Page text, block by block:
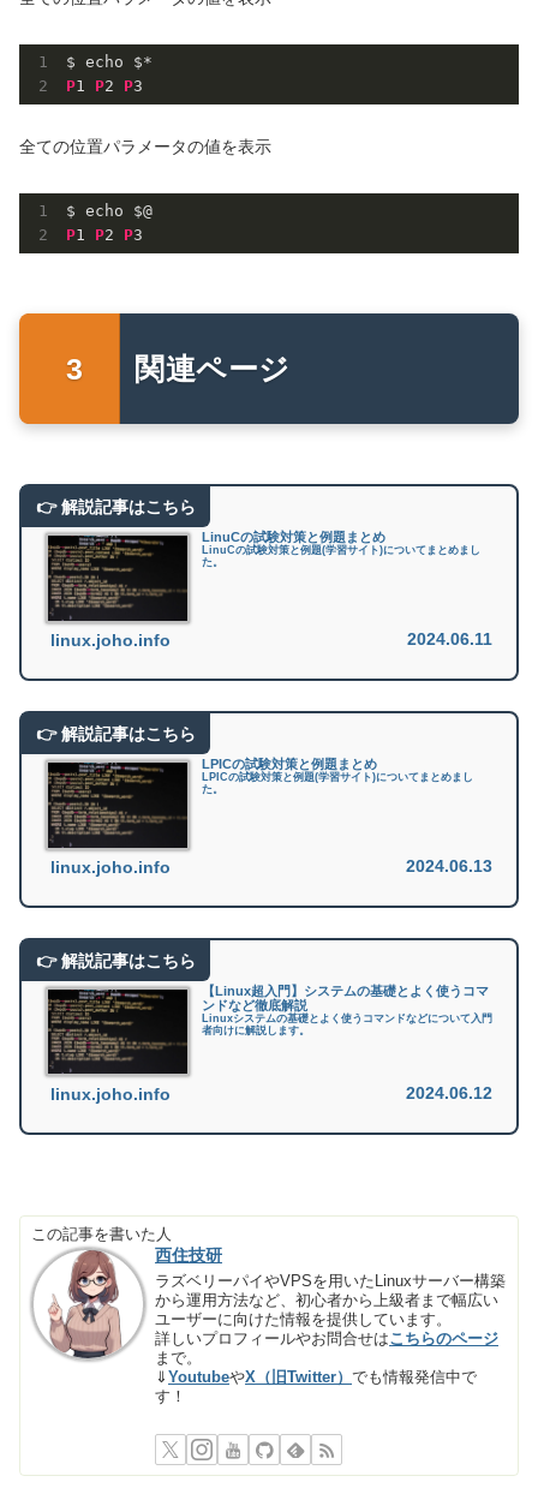
P1 P2 P3
全ての位置パラメータの値を表示
P1 P2 P3
関連ページ
LinuCの試験対策と例題まとめ
LinuCの試験対策と例題(学習サイト)についてまとめまし
た。
linux.joho.info 2024.06.11
LPICの試験対策と例題まとめ
LPICの試験対策と例題(学習サイト)についてまとめまし
た。
linux.joho.info 2024.06.13
【Linux超入門】システムの基礎とよく使うコマ
ンドなど徹底解説
Linuxシステムの基礎とよく使うコマンドなどについて入門
者向けに解説します。
linux.joho.info 2024.06.12
この記事を書いた人
西住技研
ラズベリーパイやVPSを用いたLinuxサーバー構築
から運用方法など、初心者から上級者まで幅広い
ユーザーに向けた情報を提供しています。
詳しいプロフィールやお問合せはこちらのページ
まで。
⇓ YoutubeやX（旧Twitter）でも情報発信中で
す！